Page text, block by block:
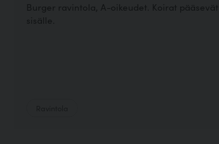
Burger ravintola, A-oikeudet. Koirat pääsevät
sisälle.